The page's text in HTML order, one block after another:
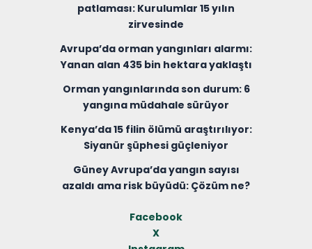
patlaması: Kurulumlar 15 yılın
zirvesinde
Avrupa’da orman yangınları alarmı:
Yanan alan 435 bin hektara yaklaştı
Orman yangınlarında son durum: 6
yangına müdahale sürüyor
Kenya’da 15 filin ölümü araştırılıyor:
Siyanür şüphesi güçleniyor
Güney Avrupa’da yangın sayısı
azaldı ama risk büyüdü: Çözüm ne?
Facebook
X